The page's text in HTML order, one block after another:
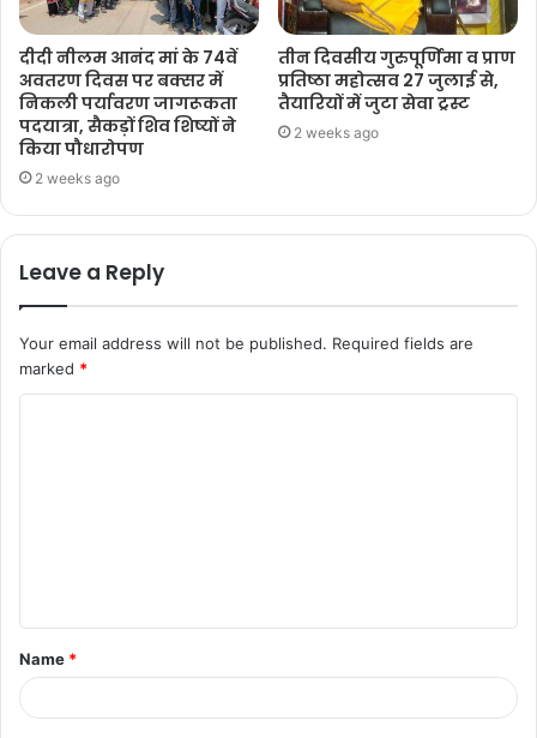
दीदी नीलम आनंद मां के 74वें
अवतरण दिवस पर बक्सर में
निकली पर्यावरण जागरूकता
पदयात्रा, सैकड़ों शिव शिष्यों ने
किया पौधारोपण
2 weeks ago
तीन दिवसीय गुरुपूर्णिमा व प्राण
प्रतिष्ठा महोत्सव 27 जुलाई से,
तैयारियों में जुटा सेवा ट्रस्ट
2 weeks ago
Leave a Reply
Your email address will not be published. Required fields are
marked *
Name *